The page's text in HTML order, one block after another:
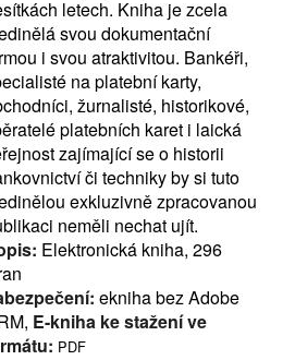
letech. Kniha je zcela
svou dokumentační
i svou atraktivitou. Bankéři,
na platební karty,
žurnalisté, historikové,
platebních karet i laická
zajímající se o historii
či techniky by si tuto
exkluzivně zpracovanou
neměli nechat ujít.
Elektronická kniha, 296
ekniha bez Adobe
E-kniha ke stažení ve
PDF